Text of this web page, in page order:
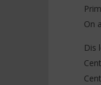
On
Dis